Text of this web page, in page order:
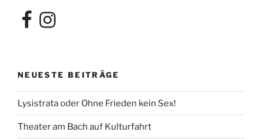
FacebookInstagram
NEUESTE BEITRÄGE
Lysistrata oder Ohne Frieden kein Sex!
Theater am Bach auf Kulturfahrt